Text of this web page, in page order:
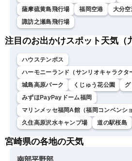
薩摩硫黄島飛行場
福岡空港 大分空
諏訪之瀬島飛行場
注目のお出かけスポット天気（
ハウステンボス
ハーモニーランド（サンリオキャラクタ
城島高原パーク
くじゅう花公園
みずほPayPayドーム福岡
マリンメッセ福岡A館（福岡コンベンシ
久住高原沢水キャンプ場
道の駅桜島
宮崎県の各地の天気